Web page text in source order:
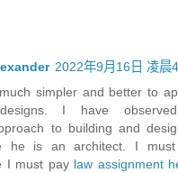
2022年9月16日 凌晨
simpler and better to
I have
to building and
he is an architect. I
I must pay law assignment